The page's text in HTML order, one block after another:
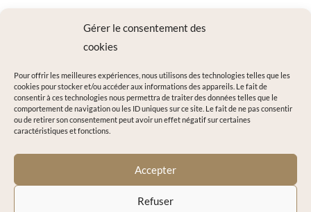
Gérer le consentement des
cookies
Pour offrir les meilleures expériences, nous utilisons des technologies telles que les
cookies pour stocker et/ou accéder aux informations des appareils. Le fait de
consentir à ces technologies nous permettra de traiter des données telles que le
comportement de navigation ou les ID uniques sur ce site. Le fait de ne pas consentir
ou de retirer son consentement peut avoir un effet négatif sur certaines
caractéristiques et fonctions.
Accepter
Refuser
3 + 10= M'INSCRIRE
A
t